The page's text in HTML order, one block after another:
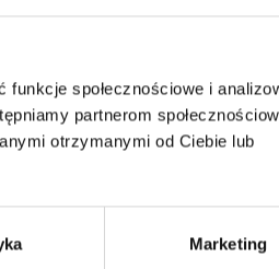
społecznościowe i
partnerom
otrzymanymi od Ciebie lub
Marketing